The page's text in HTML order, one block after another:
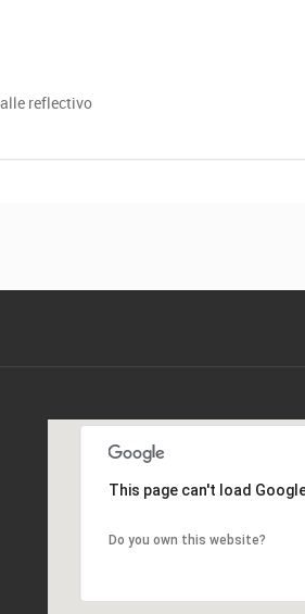
reflectivo
This page can't load
Do you own this website?